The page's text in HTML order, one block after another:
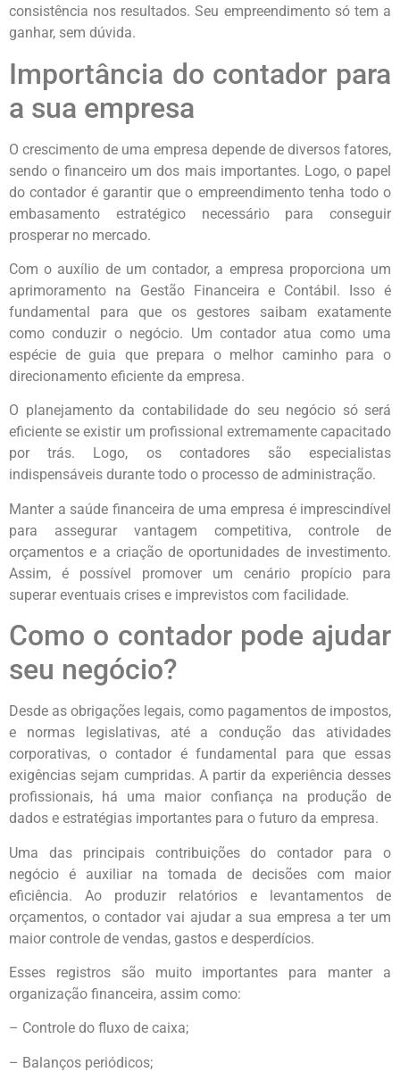
consistência nos resultados. Seu empreendimento só tem a
ganhar, sem dúvida.
Importância do contador para
a sua empresa
O crescimento de uma empresa depende de diversos fatores,
sendo o financeiro um dos mais importantes. Logo, o papel
do contador é garantir que o empreendimento tenha todo o
embasamento estratégico necessário para conseguir
prosperar no mercado.
Com o auxílio de um contador, a empresa proporciona um
aprimoramento na Gestão Financeira e Contábil. Isso é
fundamental para que os gestores saibam exatamente
como conduzir o negócio. Um contador atua como uma
espécie de guia que prepara o melhor caminho para o
direcionamento eficiente da empresa.
O planejamento da contabilidade do seu negócio só será
eficiente se existir um profissional extremamente capacitado
por trás. Logo, os contadores são especialistas
indispensáveis durante todo o processo de administração.
Manter a saúde financeira de uma empresa é imprescindível
para assegurar vantagem competitiva, controle de
orçamentos e a criação de oportunidades de investimento.
Assim, é possível promover um cenário propício para
superar eventuais crises e imprevistos com facilidade.
Como o contador pode ajudar
seu negócio?
Desde as obrigações legais, como pagamentos de impostos,
e normas legislativas, até a condução das atividades
corporativas, o contador é fundamental para que essas
exigências sejam cumpridas. A partir da experiência desses
profissionais, há uma maior confiança na produção de
dados e estratégias importantes para o futuro da empresa.
Uma das principais contribuições do contador para o
negócio é auxiliar na tomada de decisões com maior
eficiência. Ao produzir relatórios e levantamentos de
orçamentos, o contador vai ajudar a sua empresa a ter um
maior controle de vendas, gastos e desperdícios.
Esses registros são muito importantes para manter a
organização financeira, assim como:
– Controle do fluxo de caixa;
– Balanços periódicos;